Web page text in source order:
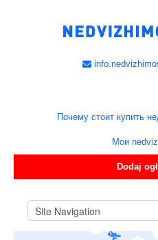
Почему стоит купить
Мои
Dodaj